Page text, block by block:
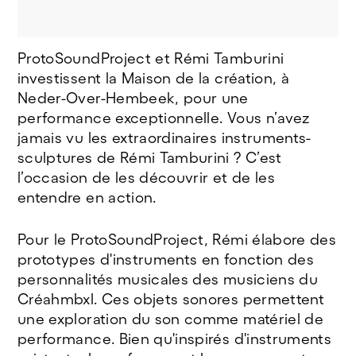
ProtoSoundProject et Rémi Tamburini
investissent la Maison de la création, à
Neder-Over-Hembeek, pour une
performance exceptionnelle. Vous n’avez
jamais vu les extraordinaires instruments-
sculptures de Rémi Tamburini ? C’est
l’occasion de les découvrir et de les
entendre en action.
Pour le ProtoSoundProject, Rémi élabore des
prototypes d'instruments en fonction des
personnalités musicales des musiciens du
Créahmbxl. Ces objets sonores permettent
une exploration du son comme matériel de
performance. Bien qu'inspirés d'instruments